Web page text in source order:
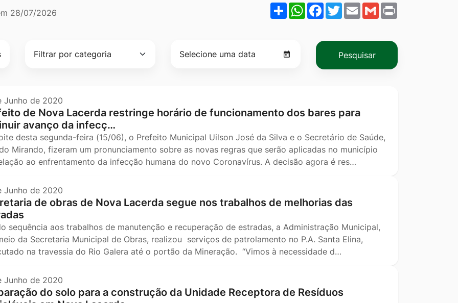
Todas Notícias
28/07/2026 ShareWhatsApp
Facebook
Twitter
EmailGmail
Pesquisar
Junho de 2020
de Nova Lacerda restringe horário de funcionamento dos bares para
avanço da infecç…
desta segunda-feira (15/06), o Prefeito Municipal Uilson José da Silva e o Secretário de Saúde,
Mirando, fizeram um pronunciamento sobre as novas regras que serão aplicadas no município
ao enfrentamento da infecção humana do novo Coronavírus. A decisão agora é res…
Junho de 2020
de obras de Nova Lacerda segue nos trabalhos de melhorias das
sequência aos trabalhos de manutenção e recuperação de estradas, a Administração Municipal,
da Secretaria Municipal de Obras, realizou serviços de patrolamento no P.A. Santa Elina,
na travessia do Rio Galera até o portão da Mineração. “Vimos à necessidade d…
Junho de 2020
do solo para a construção da Unidade Receptora de Resíduos